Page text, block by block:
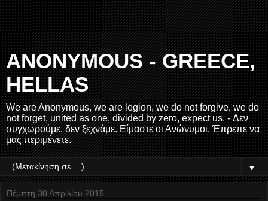
ANONYMOUS - GREECE,
HELLAS
We are Anonymous, we are legion, we do not forgive, we do
not forget, united as one, divided by zero, expect us. - Δεν
συγχωρούμε, δεν ξεχνάμε. Είμαστε οι Ανώνυμοι. Έπρεπε να
μας περιμένετε.
▼
Πέμπτη 30 Απριλίου 2015